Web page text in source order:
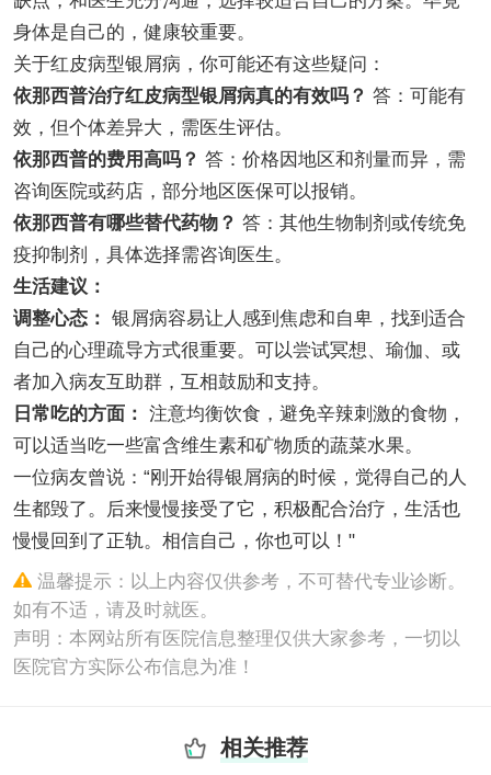
身体是自己的，健康较重要。
关于红皮病型银屑病，你可能还有这些疑问：
依那西普治疗红皮病型银屑病真的有效吗？ 答：可能有
效，但个体差异大，需医生评估。
依那西普的费用高吗？ 答：价格因地区和剂量而异，需
咨询医院或药店，部分地区医保可以报销。
依那西普有哪些替代药物？ 答：其他生物制剂或传统免
疫抑制剂，具体选择需咨询医生。
生活建议：
调整心态： 银屑病容易让人感到焦虑和自卑，找到适合
自己的心理疏导方式很重要。可以尝试冥想、瑜伽、或
者加入病友互助群，互相鼓励和支持。
日常吃的方面： 注意均衡饮食，避免辛辣刺激的食物，
可以适当吃一些富含维生素和矿物质的蔬菜水果。
一位病友曾说：“刚开始得银屑病的时候，觉得自己的人
生都毁了。后来慢慢接受了它，积极配合治疗，生活也
慢慢回到了正轨。相信自己，你也可以！"
温馨提示：以上内容仅供参考，不可替代专业诊断。
如有不适，请及时就医。
声明：本网站所有医院信息整理仅供大家参考，一切以
医院官方实际公布信息为准！
相关推荐